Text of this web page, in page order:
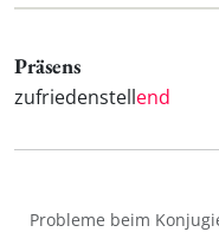
Präsens
zufriedenstellend
Probleme beim